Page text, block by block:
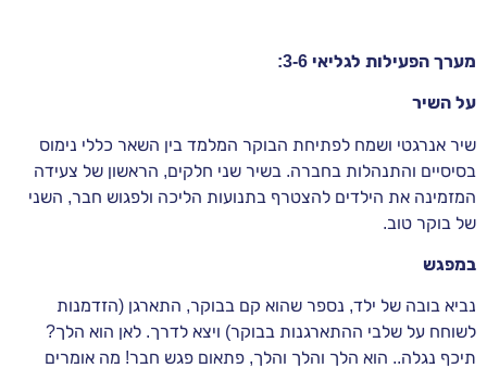
מערך הפעילות לגליאי 3-6:
על השיר
שיר אנרגטי ושמח לפתיחת הבוקר המלמד בין השאר כללי נימוס
בסיסיים והתנהלות בחברה. בשיר שני חלקים, הראשון של צעידה
המזמינה את הילדים להצטרף בתנועות הליכה ולפגוש חבר, השני
של בוקר טוב.
במפגש
נביא בובה של ילד, נספר שהוא קם בבוקר, התארגן (הזדמנות
לשוחח על שלבי ההתארגנות בבוקר) ויצא לדרך. לאן הוא הלך?
תיכף נגלה.. הוא הלך והלך והלך, פתאום פגש חבר! מה אומרים